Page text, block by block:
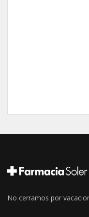
No cerramos por